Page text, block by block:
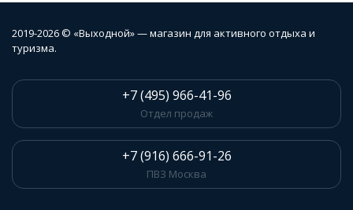
2019-2026 © «Выходной» — магазин для активного отдыха и
туризма.
+7 (495) 966-41-96
Отдел продаж
+7 (916) 666-91-26
ПВЗ Москва